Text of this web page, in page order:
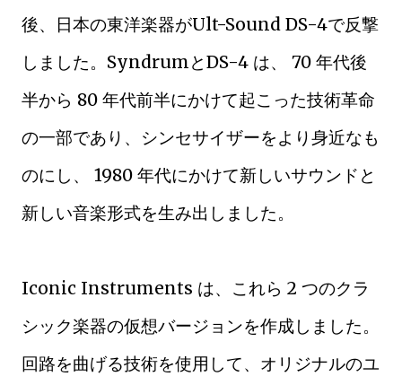
後、日本の東洋楽器がUlt-Sound DS-4で反撃
しました。SyndrumとDS-4 は、 70 年代後
半から 80 年代前半にかけて起こった技術革命
の一部であり、シンセサイザーをより身近なも
のにし、 1980 年代にかけて新しいサウンドと
新しい音楽形式を生み出しました。
Iconic Instruments は、これら 2 つのクラ
シック楽器の仮想バージョンを作成しました。
回路を曲げる技術を使用して、オリジナルのユ